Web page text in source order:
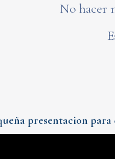
No hacer
presentacion para